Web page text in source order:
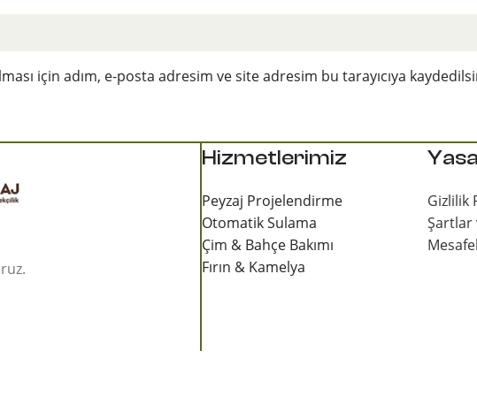
için adım, e-posta adresim ve site adresim bu tarayıcıya
Hizmetlerimiz
Peyzaj Projelendirme
Otomatik Sulama
Çim & Bahçe Bakımı
Fırın & Kamelya
Gizlilik
Şartlar